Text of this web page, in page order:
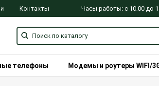
Контакты Часы работы: с 10.00 до
телефоны Модемы и роутеры WIFI/